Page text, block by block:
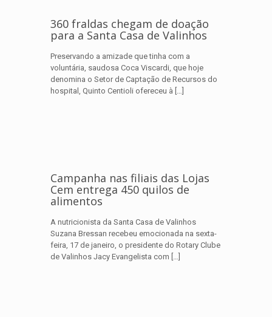
360 fraldas chegam de doação
para a Santa Casa de Valinhos
Preservando a amizade que tinha com a
voluntária, saudosa Coca Viscardi, que hoje
denomina o Setor de Captação de Recursos do
hospital, Quinto Centioli ofereceu à […]
Campanha nas filiais das Lojas
Cem entrega 450 quilos de
alimentos
A nutricionista da Santa Casa de Valinhos
Suzana Bressan recebeu emocionada na sexta-
feira, 17 de janeiro, o presidente do Rotary Clube
de Valinhos Jacy Evangelista com […]